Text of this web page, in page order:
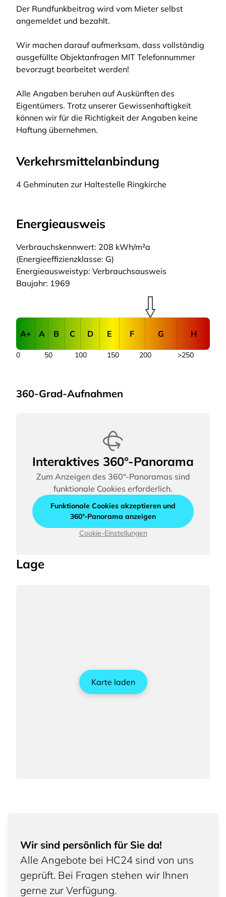
Der Rundfunkbeitrag wird vom Mieter selbst
angemeldet und bezahlt.
Wir machen darauf aufmerksam, dass vollständig
ausgefüllte Objektanfragen MIT Telefonnummer
bevorzugt bearbeitet werden!
Alle Angaben beruhen auf Auskünften des
Eigentümers. Trotz unserer Gewissenhaftigkeit
können wir für die Richtigkeit der Angaben keine
Haftung übernehmen.
Verkehrsmittelanbindung
4 Gehminuten zur Haltestelle Ringkirche
Energieausweis
Verbrauchskennwert: 208 kWh/m²a
(Energieeffizienzklasse: G)
Energieausweistyp: Verbrauchsausweis
Baujahr: 1969
A+ A B C D E F G H
50 100 150 200
0 >250
360-Grad-Aufnahmen
Interaktives 360°-Panorama
Zum Anzeigen des 360°-Panoramas sind
funktionale Cookies erforderlich.
Funktionale Cookies akzeptieren und
360°-Panorama anzeigen
Cookie-Einstellungen
Lage
Karte laden
Wir sind persönlich für Sie da!
Alle Angebote bei HC24 sind von uns
geprüft. Bei Fragen stehen wir Ihnen
gerne zur Verfügung.